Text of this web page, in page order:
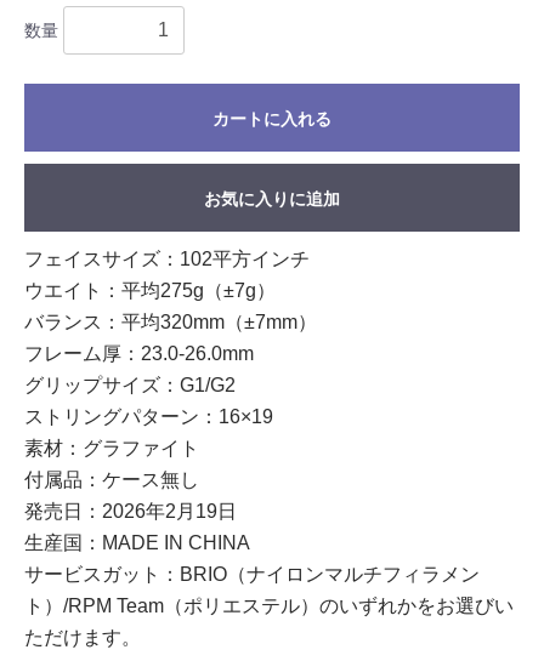
数量
カートに入れる
お気に入りに追加
フェイスサイズ：102平方インチ
ウエイト：平均275g（±7g）
バランス：平均320mm（±7mm）
フレーム厚：23.0-26.0mm
グリップサイズ：G1/G2
ストリングパターン：16×19
素材：グラファイト
付属品：ケース無し
発売日：2026年2月19日
生産国：MADE IN CHINA
サービスガット：BRIO（ナイロンマルチフィラメン
ト）/RPM Team（ポリエステル）のいずれかをお選びい
ただけます。